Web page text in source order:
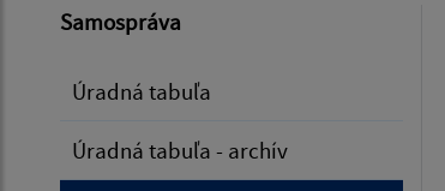
Samospráva
Úradná tabuľa
Úradná tabuľa - archív